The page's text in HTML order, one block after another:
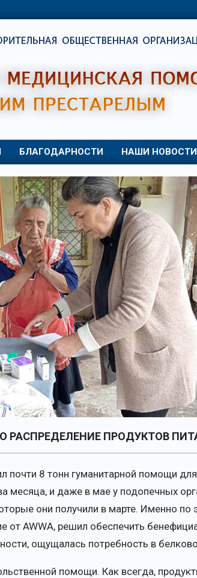
Primary
Menu
БЛАГОДАРНОСТИ НАШИ НОВОСТИ
РАСПРЕДЕЛЕНИЕ ПРОДУКТОВ
почти 8 тонн гуманитарной помощи
месяца, и даже в мае у подопечных
они получили в марте. Именно по
от AWWA, решил обеспечить
ощущалась потребность в
помощи. Как всегда,